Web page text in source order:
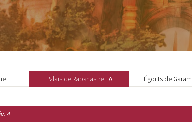
Palais de Rabanastre Égouts de
4